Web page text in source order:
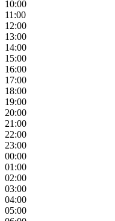
10:00
11:00
12:00
13:00
14:00
15:00
16:00
17:00
18:00
19:00
20:00
21:00
22:00
23:00
00:00
01:00
02:00
03:00
04:00
05:00